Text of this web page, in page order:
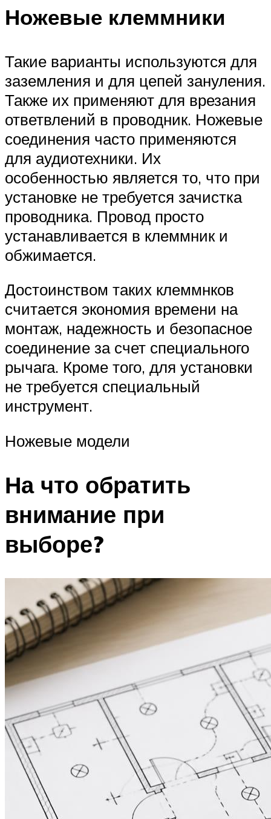
Ножевые клеммники
Такие варианты используются для
заземления и для цепей зануления.
Также их применяют для врезания
ответвлений в проводник. Ножевые
соединения часто применяются
для аудиотехники. Их
особенностью является то, что при
установке не требуется зачистка
проводника. Провод просто
устанавливается в клеммник и
обжимается.
Достоинством таких клеммнков
считается экономия времени на
монтаж, надежность и безопасное
соединение за счет специального
рычага. Кроме того, для установки
не требуется специальный
инструмент.
Ножевые модели
На что обратить
внимание при
выборе?